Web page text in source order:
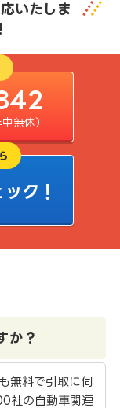
いたしま
無休）
ク！
か？
無料で引取に伺
社の自動車関連